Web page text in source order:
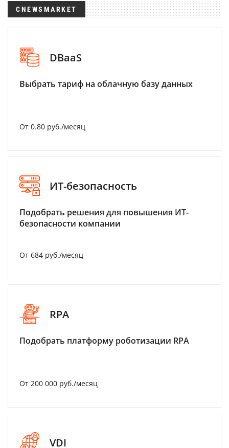
CNEWSMARKET
DBaaS
Выбрать тариф на облачную базу данных
От 0.80 руб./месяц
ИТ-безопасность
Подобрать решения для повышения ИТ-
безопасности компании
От 684 руб./месяц
RPA
Подобрать платформу роботизации RPA
От 200 000 руб./месяц
VDI